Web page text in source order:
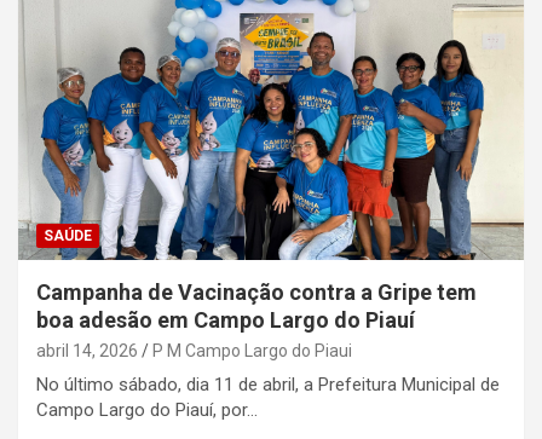
SAÚDE
Campanha de Vacinação contra a Gripe tem
boa adesão em Campo Largo do Piauí
abril 14, 2026 P M Campo Largo do Piaui
No último sábado, dia 11 de abril, a Prefeitura Municipal de
Campo Largo do Piauí, por…